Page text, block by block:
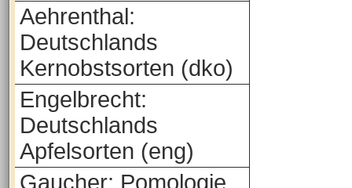
Aehrenthal:
Deutschlands
Kernobstsorten (dko)
Engelbrecht:
Deutschlands
Apfelsorten (eng)
Gaucher: Pomologie